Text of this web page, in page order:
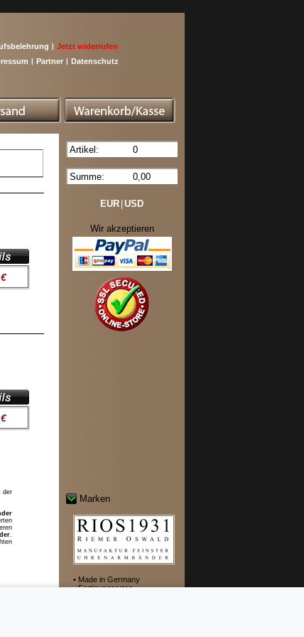
| Jetzt widerrufen
| Partner | Datenschutz
der
.
Artikel: 0
Summe: 0,00
EUR USD
Wir akzeptieren
Marken
• Made in Germany
• Fertigungsarten